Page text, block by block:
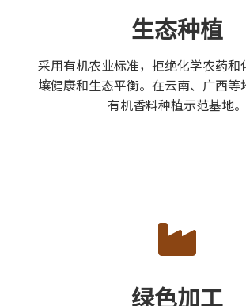
生态种植
采用有机农业标准，拒绝化学农药和
壤健康和生态平衡。在云南、广西等
有机香料种植示范基地。
绿色加工